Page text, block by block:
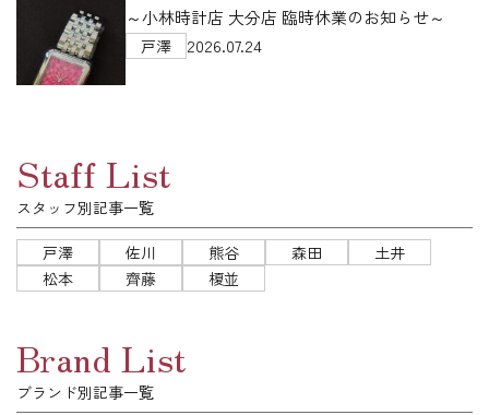
～小林時計店 大分店 臨時休業のお知らせ～
戸澤 2026.07.24
Staff List
スタッフ別記事一覧
戸澤 佐川 熊谷 森田
土井
松本
齊藤 榎並
Brand List
ブランド別記事一覧